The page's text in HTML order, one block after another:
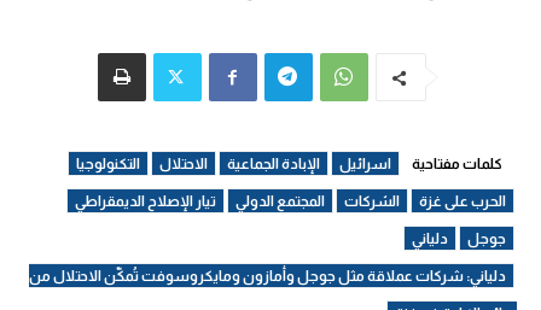
كلمات مفتاحية اسرائيل الإبادة الجماعية الاحتلال التكنولوجيا
الحرب على غزة الشركات المجتمع الدولي تيار الإصلاح الديمقراطي
جوجل دلياني
دلياني: شركات عملاقة مثل جوجل وأمازون ومايكروسوفت تُمكّن الاحتلال من